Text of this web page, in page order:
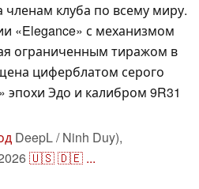
членам клуба по всему миру.
«Elegance» с механизмом
ограниченным тиражом в
циферблатом серого
эпохи Эдо и калибром 9R31
DeepL / Ninh Duy),
🇺🇸🇩🇪 ...